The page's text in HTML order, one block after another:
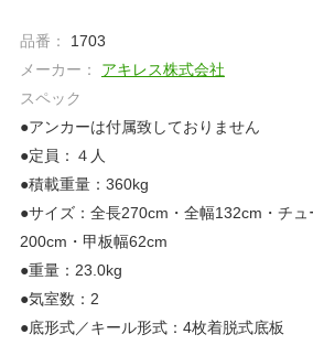
品番：
1703
メーカー：
アキレス株式会社
スペック
●アンカーは付属致しておりません
●定員：４人
●積載重量：360kg
●サイズ：全長270cm・全幅132cm・チ
200cm・甲板幅62cm
●重量：23.0kg
●気室数：2
●底形式／キール形式：4枚着脱式底板